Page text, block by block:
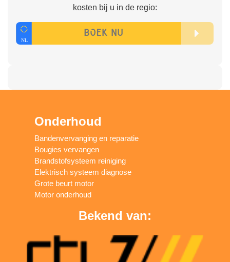
kosten bij u in de regio:
Onderhoud
Bandenvervanging en reparatie
Bougies vervangen
Brandstofsysteem reiniging
Elektrisch systeem diagnose
Grote beurt motor
Motor onderhoud
Bekend van: